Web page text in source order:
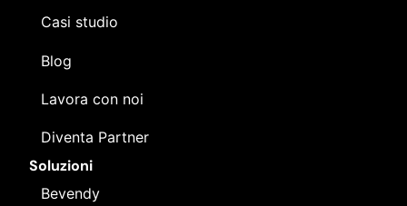
Casi studio
Blog
Lavora con noi
Diventa Partner
Soluzioni
Bevendy